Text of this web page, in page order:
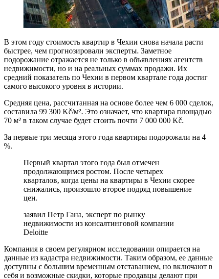
В этом году стоимость квартир в Чехии снова начала расти
быстрее, чем прогнозировали эксперты. Заметное
подорожание отражается не только в объявлениях агентств
недвижимости, но и на реальных суммах продажи. Их
средний показатель по Чехии в первом квартале года достиг
самого высокого уровня в истории.
Средняя цена, рассчитанная на основе более чем 6 000 сделок,
составила 99 300 Kč/м². Это означает, что квартира площадью
70 м² в таком случае будет стоить почти 7 000 000 Kč.
За первые три месяца этого года квартиры подорожали на 4
%.
Первый квартал этого года был отмечен
продолжающимся ростом. После четырех
кварталов, когда цены на квартиры в Чехии скорее
снижались, произошло второе подряд повышение
цен.
заявил Петр Гана, эксперт по рынку
недвижимости из консалтинговой компании
Deloitte
Компания в своем регулярном исследовании опирается на
данные из кадастра недвижимости. Таким образом, ее данные
доступны с большим временным отставанием, но включают в
себя и возможные скидки, которые продавцы делают при